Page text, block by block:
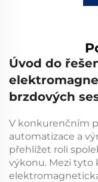
Úvod do
brzdových
V konkurenčním
automatizace a
přehlížet roli
výkonu. Mezi